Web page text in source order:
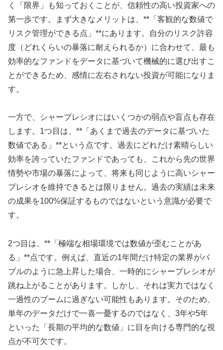
く「限界」も知っておくことが、信頼性の高い投資家への
第一歩です。まず大きなメリットは、**「客観的な数値で
リスク管理ができる点」**にあります。自分のリスク許容
度（どれくらいの暴落に耐えられるか）に合わせて、最も
効率的なファンドをデータに基づいて機械的に選び出すこ
とができるため、感情に左右されない投資が可能になりま
す。
一方で、シャープレシオにはいくつかの弱点や盲点も存在
します。1つ目は、**「あくまで過去のデータに基づいた
数値である」**という点です。過去にどれだけ素晴らしい
効率を誇っていたファンドであっても、これから先の世界
情勢や市場の暴落によって、将来も同じように高いシャー
プレシオを維持できるとは限りません。過去の実績は未来
の成果を100%保証するものではないという意識が必要で
す。
2つ目は、**「極端な相場環境では数値が歪むことがあ
る」**点です。例えば、直近の1年間だけ特定の業界がバ
ブルのように急上昇した場合、一時的にシャープレシオが
跳ね上がることがあります。しかし、それは実力ではなく
一過性のブームに過ぎない可能性もあります。そのため、
単年のデータだけで一喜一憂するのではなく、3年や5年
といった「長期の平均的な数値」に目を向ける専門的な視
点が不可欠です。